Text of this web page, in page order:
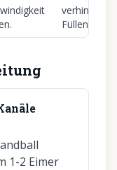
verhindert
Füllen des
1-2 Eimer